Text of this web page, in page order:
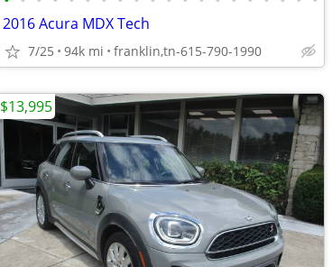
2016 Acura MDX Tech
7/25 94k mi franklin,tn-615-790-1990
$13,995